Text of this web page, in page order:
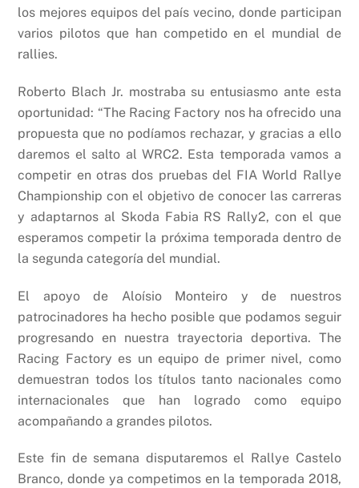
los mejores equipos del país vecino, donde participan
varios pilotos que han competido en el mundial de
rallies.
Roberto Blach Jr. mostraba su entusiasmo ante esta
oportunidad: “The Racing Factory nos ha ofrecido una
propuesta que no podíamos rechazar, y gracias a ello
daremos el salto al WRC2. Esta temporada vamos a
competir en otras dos pruebas del FIA World Rallye
Championship con el objetivo de conocer las carreras
y adaptarnos al Skoda Fabia RS Rally2, con el que
esperamos competir la próxima temporada dentro de
la segunda categoría del mundial.
El apoyo de Aloísio Monteiro y de nuestros
patrocinadores ha hecho posible que podamos seguir
progresando en nuestra trayectoria deportiva. The
Racing Factory es un equipo de primer nivel, como
demuestran todos los títulos tanto nacionales como
internacionales que han logrado como equipo
acompañando a grandes pilotos.
Este fin de semana disputaremos el Rallye Castelo
Branco, donde ya competimos en la temporada 2018,